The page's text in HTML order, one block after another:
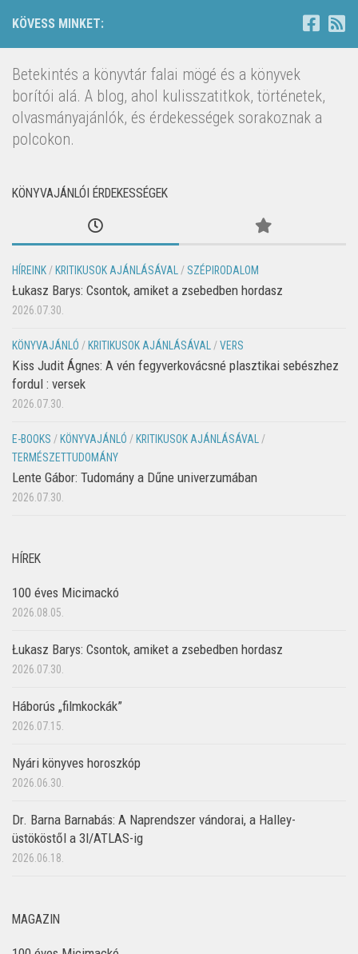
KÖVESS MINKET:
Betekintés a könyvtár falai mögé és a könyvek
borítói alá. A blog, ahol kulisszatitkok, történetek,
olvasmányajánlók, és érdekességek sorakoznak a
polcokon.
KÖNYVAJÁNLÓI ÉRDEKESSÉGEK
HÍREINK/ KRITIKUSOK AJÁNLÁSÁVAL/ SZÉPIRODALOM
Łukasz Barys: Csontok, amiket a zsebedben hordasz
2026.07.30.
KÖNYVAJÁNLÓ / KRITIKUSOK AJÁNLÁSÁVAL/VERS
Kiss Judit Ágnes: A vén fegyverkovácsné plasztikai sebészhez
fordul : versek
2026.07.30.
E-BOOKS / KÖNYVAJÁNLÓ / KRITIKUSOK AJÁNLÁSÁVAL/
TERMÉSZETTUDOMÁNY
Lente Gábor: Tudomány a Dűne univerzumában
2026.07.30.
HÍREK
100 éves Micimackó
2026.08.05.
Łukasz Barys: Csontok, amiket a zsebedben hordasz
2026.07.30.
Háborús „filmkockák”
2026.07.15.
Nyári könyves horoszkóp
2026.06.30.
Dr. Barna Barnabás: A Naprendszer vándorai, a Halley-
üstököstől a 3I/ATLAS-ig
2026.06.18.
MAGAZIN